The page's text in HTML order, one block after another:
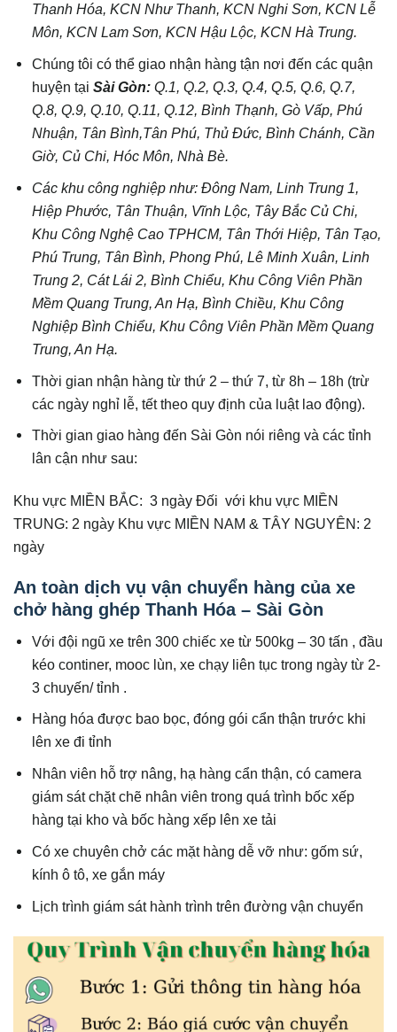
Thanh Hóa, KCN Như Thanh, KCN Nghi Sơn, KCN Lễ
Môn, KCN Lam Sơn, KCN Hậu Lộc, KCN Hà Trung.
Chúng tôi có thể giao nhận hàng tận nơi đến các quận
huyện tạiSài Gòn:Q.1, Q.2, Q.3, Q.4, Q.5, Q.6, Q.7,
Q.8, Q.9, Q.10, Q.11, Q.12, Bình Thạnh, Gò Vấp, Phú
Nhuận, Tân Bình,Tân Phú, Thủ Đức, Bình Chánh, Cần
Giờ, Củ Chi, Hóc Môn, Nhà Bè.
Các khu công nghiệp như: Đông Nam, Linh Trung 1,
Hiệp Phước, Tân Thuận, Vĩnh Lộc, Tây Bắc Củ Chi,
Khu Công Nghệ Cao TPHCM, Tân Thới Hiệp, Tân Tạo,
Phú Trung, Tân Bình, Phong Phú, Lê Minh Xuân, Linh
Trung 2, Cát Lái 2, Bình Chiểu, Khu Công Viên Phần
Mềm Quang Trung, An Hạ, Bình Chiều, Khu Công
Nghiệp Bình Chiểu, Khu Công Viên Phần Mềm Quang
Trung, An Hạ.
Thời gian nhận hàng từ thứ 2 – thứ 7, từ 8h – 18h (trừ
các ngày nghỉ lễ, tết theo quy định của luật lao động).
Thời gian giao hàng đến Sài Gòn nói riêng và các tỉnh
lân cận như sau:
Khu vực MIỀN BẮC: 3 ngày Đối với khu vực MIỀN
TRUNG: 2 ngày Khu vực MIỀN NAM & TÂY NGUYÊN: 2
ngày
An toàn dịch vụ vận chuyển hàng của xe
chở hàng ghép Thanh Hóa – Sài Gòn
Với đội ngũ xe trên 300 chiếc xe từ 500kg – 30 tấn , đầu
kéo continer, mooc lùn, xe chạy liên tục trong ngày từ 2-
3 chuyến/ tỉnh .
Hàng hóa được bao bọc, đóng gói cẩn thận trước khi
lên xe đi tỉnh
Nhân viên hỗ trợ nâng, hạ hàng cẩn thận, có camera
giám sát chặt chẽ nhân viên trong quá trình bốc xếp
hàng tại kho và bốc hàng xếp lên xe tải
Có xe chuyên chở các mặt hàng dễ vỡ như: gốm sứ,
kính ô tô, xe gắn máy
Lịch trình giám sát hành trình trên đường vận chuyển